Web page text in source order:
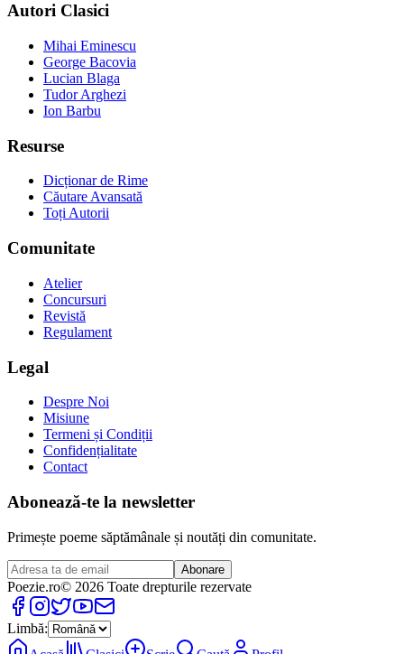
Autori Clasici
Mihai Eminescu
George Bacovia
Lucian Blaga
Tudor Arghezi
Ion Barbu
Resurse
Dicționar de Rime
Căutare Avansată
Toți Autorii
Comunitate
Atelier
Concursuri
Revistă
Regulament
Legal
Despre Noi
Misiune
Termeni și Condiții
Confidențialitate
Contact
Abonează-te la newsletter
Primește poeme săptămânale și noutăți din comunitate.
Abonare
Poezie.ro© 2026 Toate drepturile rezervate
Limbă: